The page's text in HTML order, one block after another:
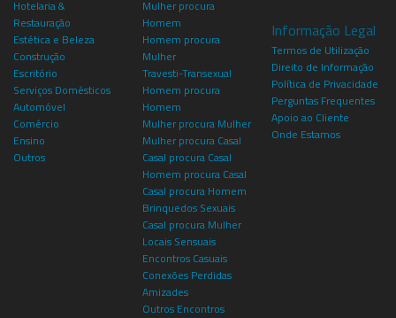
Hotelaria &
Restauração
Estética e Beleza
Construção
Escritório
Serviços Domésticos
Automóvel
Comércio
Ensino
Outros
Mulher procura
Homem
Homem procura
Mulher
Travesti-Transexual
Homem procura
Homem
Mulher procura Mulher
Mulher procura Casal
Casal procura Casal
Homem procura Casal
Casal procura Homem
Brinquedos Sexuais
Casal procura Mulher
Locais Sensuais
Encontros Casuais
Conexões Perdidas
Amizades
Outros Encontros
Informação Legal
Termos de Utilização
Direito de Informação
Política de Privacidade
Perguntas Frequentes
Apoio ao Cliente
Onde Estamos